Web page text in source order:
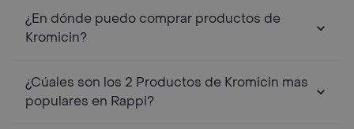
¿En dónde puedo comprar productos de
Kromicin?
¿Cúales son los 2 Productos de Kromicin mas
populares en Rappi?